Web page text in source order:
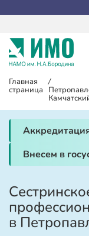
Главная
страница
/
Внесем в
в